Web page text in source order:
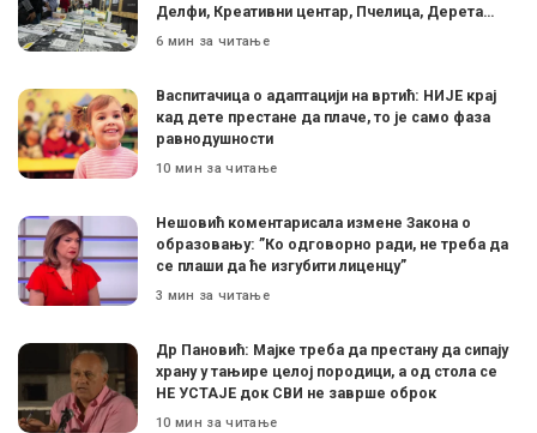
Делфи, Креативни центар, Пчелица, Дерета…
6 мин за читање
Васпитачица о адаптацији на вртић: НИЈЕ крај
кад дете престане да плаче, то је само фаза
равнодушности
10 мин за читање
Нешовић коментарисала измене Закона о
образовању: ”Ко одговорно ради, не треба да
се плаши да ће изгубити лиценцу”
3 мин за читање
Др Пановић: Мајке треба да престану да сипају
храну у тањире целој породици, а од стола се
НЕ УСТАЈЕ док СВИ не заврше оброк
10 мин за читање